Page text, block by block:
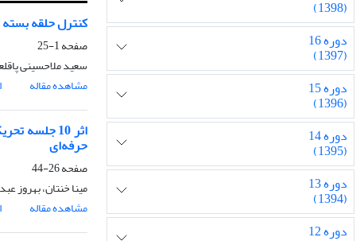
(1398)
دوره 16
(1397)
دوره 15
(1396)
دوره 14
(1395)
دوره 13
(1394)
دوره 12
کنترل حلقه بسته
صفحه1-25
سعید ملاحسینی
مشاهده مقاله
حرفه‌ای
صفحه26-44
مینا خنتان، بهروز
مشاهده مقاله